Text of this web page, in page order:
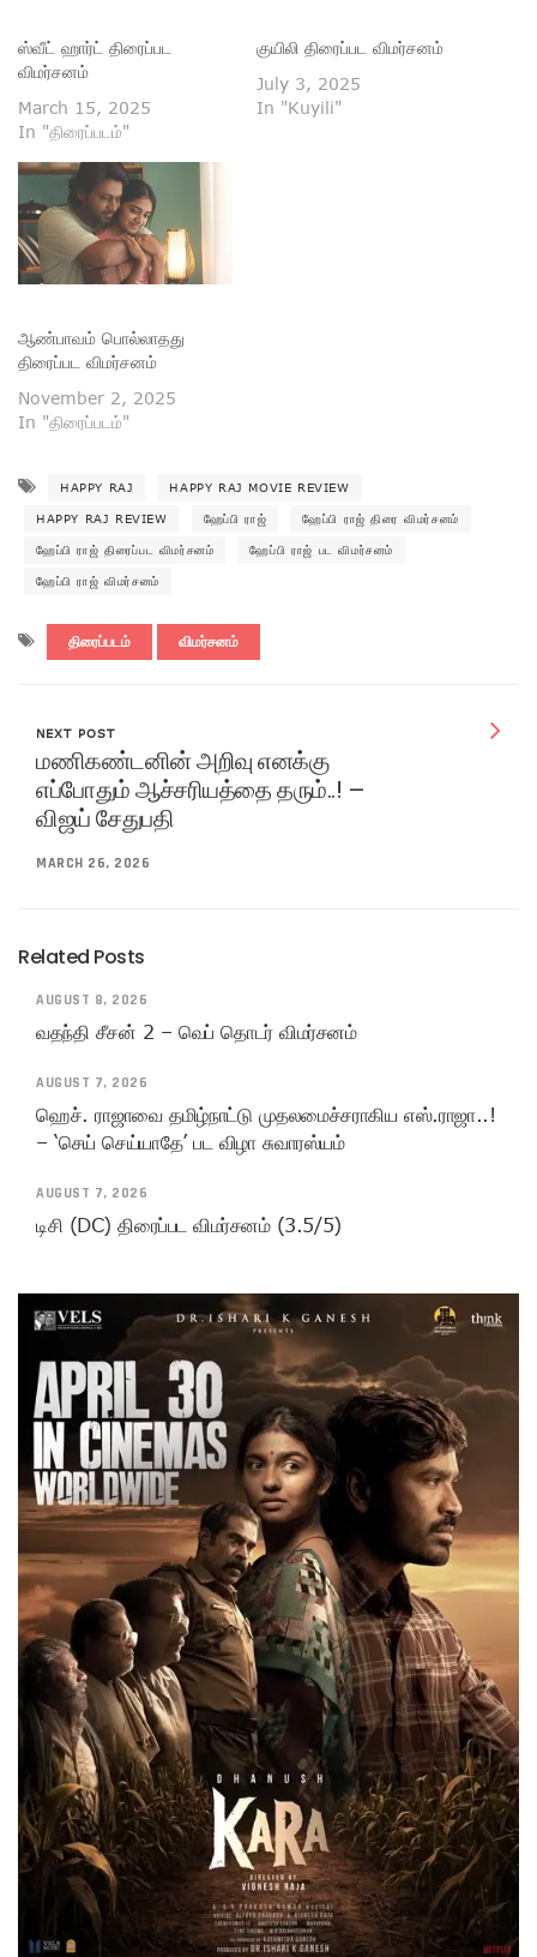
ஸ்வீட் ஹார்ட் திரைப்பட
விமர்சனம்
March 15, 2025
In "திரைப்படம்"
குயிலி திரைப்பட விமர்சனம்
July 3, 2025
In "Kuyili"
ஆண்பாவம் பொல்லாதது
திரைப்பட விமர்சனம்
November 2, 2025
In "திரைப்படம்"
HAPPY RAJ HAPPY RAJ MOVIE REVIEW
HAPPY RAJ REVIEW ஹேப்பி ராஜ் ஹேப்பி ராஜ் திரை விமர்சனம்
ஹேப்பி ராஜ் திரைப்பட விமர்சனம் ஹேப்பி ராஜ் பட விமர்சனம்
ஹேப்பி ராஜ் விமர்சனம்
திரைப்படம் விமர்சனம்
NEXT POST
மணிகண்டனின் அறிவு எனக்கு
எப்போதும் ஆச்சரியத்தை தரும்..! –
விஜய் சேதுபதி
MARCH 26, 2026
Related Posts
AUGUST 8, 2026
வதந்தி சீசன் 2 – வெப் தொடர் விமர்சனம்
AUGUST 7, 2026
ஹெச். ராஜாவை தமிழ்நாட்டு முதலமைச்சராகிய எஸ்.ராஜா..!
– ‘செய் செய்யாதே’ பட விழா சுவாரஸ்யம்
AUGUST 7, 2026
டிசி (DC) திரைப்பட விமர்சனம் (3.5/5)